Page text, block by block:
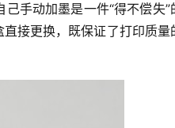
手动加墨是一件“得不偿失”
接更换，既保证了打印质量